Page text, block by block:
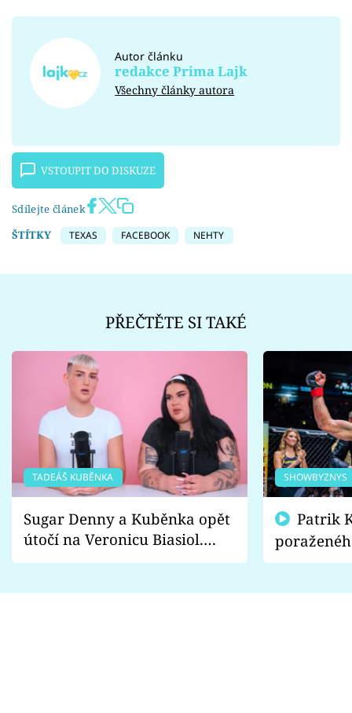
Autor článku
redakce Prima Lajk
Všechny články autora
VSTOUPIT DO DISKUZE
Sdílejte článek
ŠTÍTKY
TEXAS FACEBOOK NEHTY
PŘEČTĚTE SI TAKÉ
TADEÁŠ KUBĚNKA
Sugar Denny a Kuběnka opět
útočí na Veronicu Biasiol.
Proč je podle nich falešná a
SHOWBYZNYS
fanoušci